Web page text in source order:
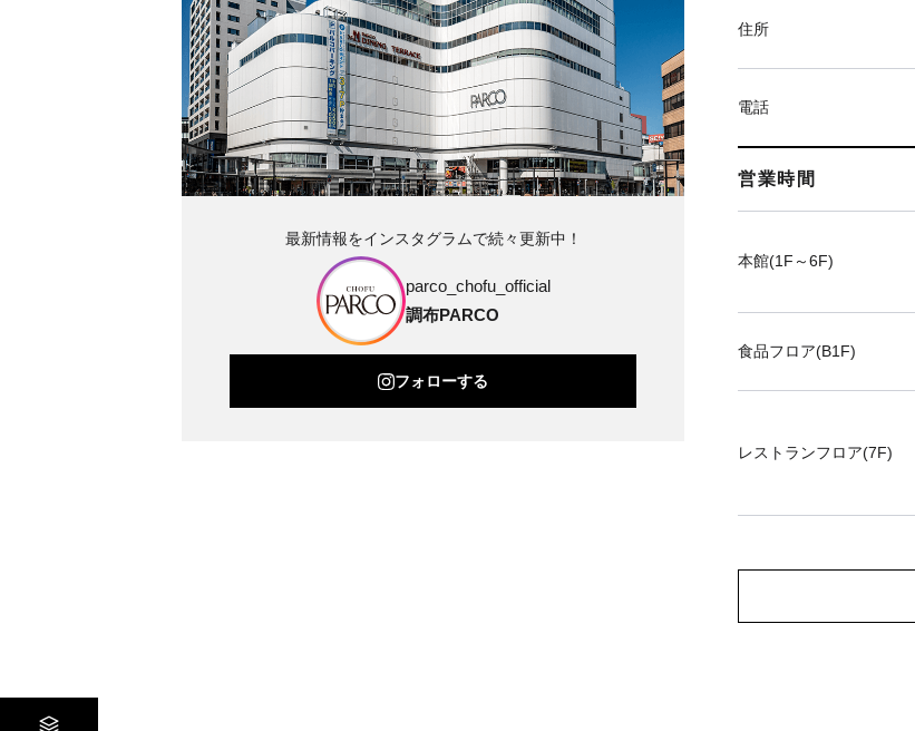
住所
電話
営業時間
本館(1F～6F)
食品フロア(B1F)
レストランフロア(7F)
最新情報をインスタグラムで続々更新中！
parco_chofu_official
調布PARCO
フォローする